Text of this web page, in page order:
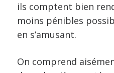
ils comptent bien
moins pénibles
en s’amusant.
On comprend